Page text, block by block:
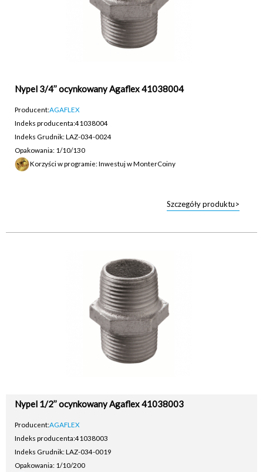
Nypel 3/4’’ ocynkowany Agaflex 41038004
Producent:AGAFLEX
Indeks producenta:41038004
Indeks Grudnik: LAZ-034-0024
Opakowania: 1/10/130
Korzyści w programie: Inwestuj w MonterCoiny
Szczegóły produktu>
Nypel 1/2’’ ocynkowany Agaflex 41038003
Producent:AGAFLEX
Indeks producenta:41038003
Indeks Grudnik: LAZ-034-0019
Opakowania: 1/10/200